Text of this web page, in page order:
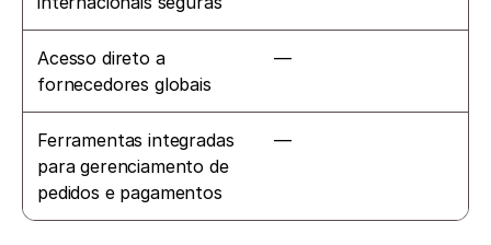
Acesso direto a
fornecedores globais
—
Ferramentas integradas
para gerenciamento de
pedidos e pagamentos
—